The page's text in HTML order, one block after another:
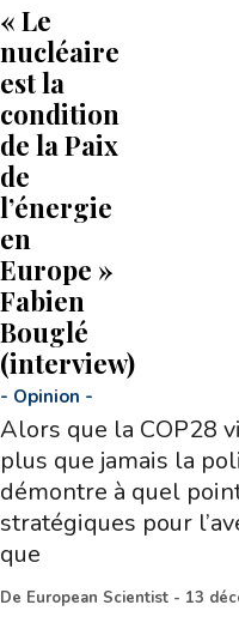
« Le
nucléaire
est la
condition
de la Paix
de
l’énergie
en
Europe »
Fabien
Bouglé
(interview)
- Opinion -
Alors que la COP28
plus que jamais la
démontre à quel
stratégiques pour
que
De European Scientist - 13